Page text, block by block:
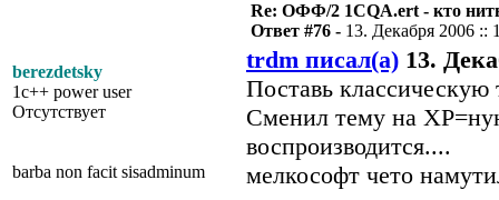
berezdetsky
1c++ power user
Отсутствует
barba non facit sisadminum
Re: ОФФ/2 1CQA.ert - кто
Ответ #76 - 13. Декабря 2006 ::
trdm писал(а) 13.
Поставь классическую
Сменил тему на
воспроизводится....
мелкософт чето